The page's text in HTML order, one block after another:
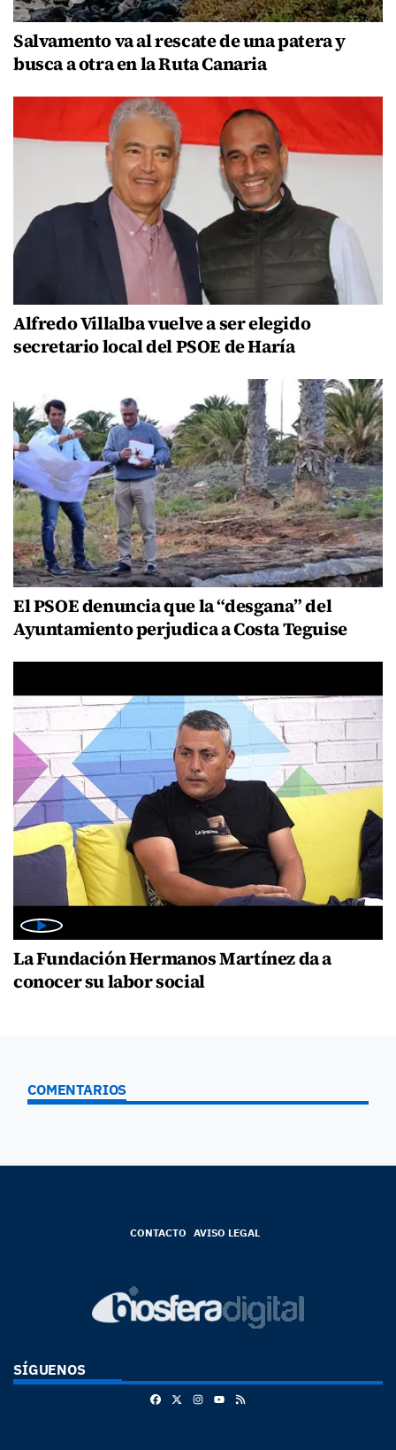
Salvamento va al rescate de una patera y
busca a otra en la Ruta Canaria
Alfredo Villalba vuelve a ser elegido
secretario local del PSOE de Haría
El PSOE denuncia que la “desgana” del
Ayuntamiento perjudica a Costa Teguise
La Fundación Hermanos Martínez da a
conocer su labor social
COMENTARIOS
CONTACTO AVISO LEGAL
SÍGUENOS
FacebookInstagram